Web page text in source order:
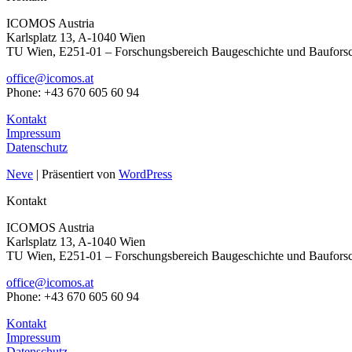
ICOMOS Austria
Karlsplatz 13, A-1040 Wien
TU Wien, E251-01 – Forschungsbereich Baugeschichte und
office@icomos.at
Phone: +43 670 605 60 94
Kontakt
Impressum
Datenschutz
Neve | Präsentiert von WordPress
Kontakt
ICOMOS Austria
Karlsplatz 13, A-1040 Wien
TU Wien, E251-01 – Forschungsbereich Baugeschichte und
office@icomos.at
Phone: +43 670 605 60 94
Kontakt
Impressum